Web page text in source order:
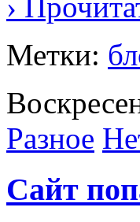
Метки:
Разное
Cайт